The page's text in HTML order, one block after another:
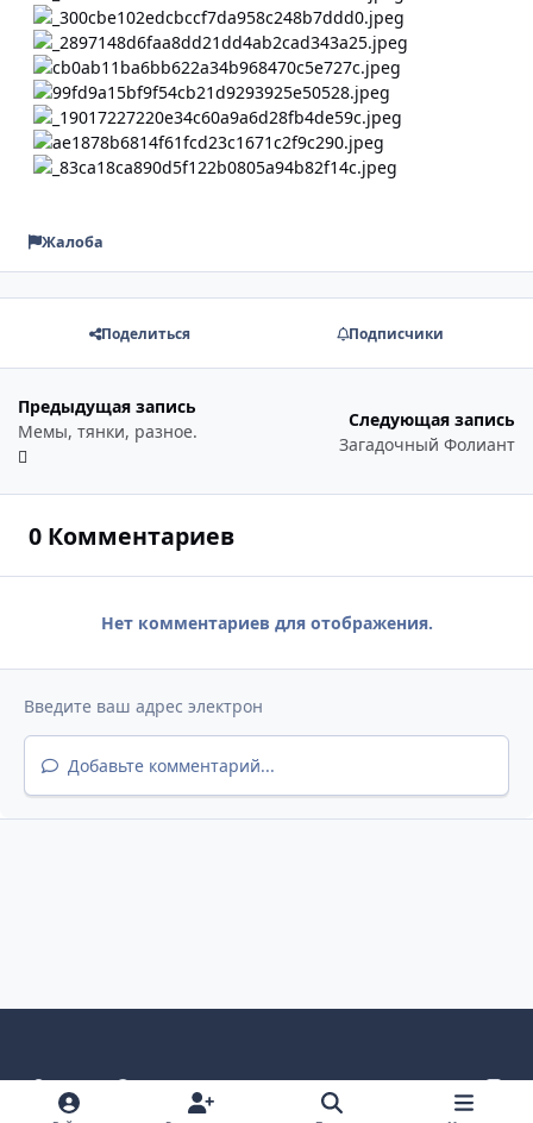
Жалоба
Поделиться Подписчики
Предыдущая запись
Мемы, тянки, разное.
Следующая запись
Загадочный Фолиант
0 Комментариев
Нет комментариев для отображения.
Добавьте комментарий...
Светлый режим
Темный режим
Как в системе
v
k